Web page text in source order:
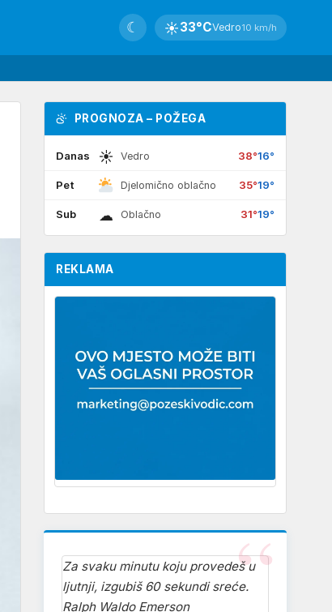
☀33°CVedro10 km/h
☾
PROGNOZA – POŽEGA
Danas ☀ Vedro 38°16°
Pet Djelomično oblačno 35°19°
Sub ☁ Oblačno 31°19°
REKLAMA
Za svaku minutu koju provedeš u
ljutnji, izgubiš 60 sekundi sreće.
Ralph Waldo Emerson